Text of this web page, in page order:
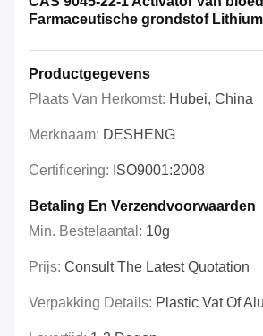
Farmaceutische grondstof
Productgegevens
Plaats Van Herkomst: Hubei, China
Merknaam: DESHENG
Certificering: ISO9001:2008
Betaling En Verzendvoorwaarden
Min. Bestelaantal: 10g
Prijs: Consult The Latest Quotation
Verpakking Details: Plastic Vat Of